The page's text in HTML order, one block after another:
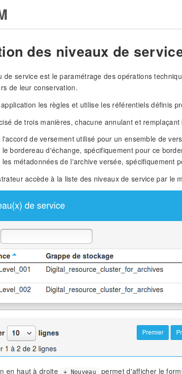
des niveaux de
de service est le paramétrage des opérations
de leur conservation.
les règles et utilise les référentiels définis
de trois manières, chacune annulant et
l'accord de versement utilisé pour un ensemble de
le bordereau d'échange, spécifiquement pour ce
les métadonnées de l'archive versée, spécifiquement
accède à la liste des niveaux de service par le
en haut à droite + Nouveau
permet d'afficher le